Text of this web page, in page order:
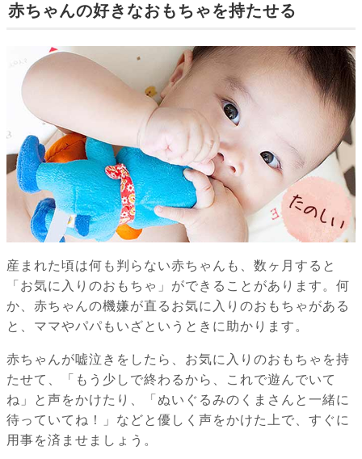
赤ちゃんの好きなおもちゃを持たせる
産まれた頃は何も判らない赤ちゃんも、数ヶ月すると
「お気に入りのおもちゃ」ができることがあります。何
か、赤ちゃんの機嫌が直るお気に入りのおもちゃがある
と、ママやパパもいざというときに助かります。
赤ちゃんが嘘泣きをしたら、お気に入りのおもちゃを持
たせて、「もう少しで終わるから、これで遊んでいて
ね」と声をかけたり、「ぬいぐるみのくまさんと一緒に
待っていてね！」などと優しく声をかけた上で、すぐに
用事を済ませましょう。